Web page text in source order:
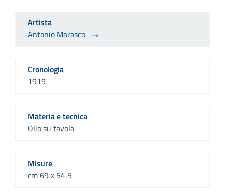
Artista
Antonio Marasco
Cronologia
1919
Materia e tecnica
Olio su tavola
Misure
cm 69 x 54,5